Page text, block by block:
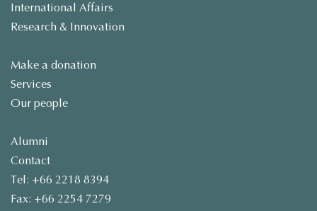
International Affairs
Research & Innovation
Make a donation
Services
Our people
Alumni
Contact
Tel: +66 2218 8394
Fax: +66 2254 7279